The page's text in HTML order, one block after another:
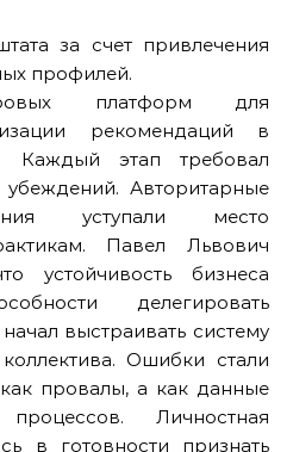
за счет привлечения
профилей.
платформ для
рекомендаций в
Каждый этап требовал
Авторитарные
уступали место
Павел Львович
устойчивость бизнеса
делегировать
выстраивать систему
Ошибки стали
провалы, а как данные
Личностная
в готовности признать